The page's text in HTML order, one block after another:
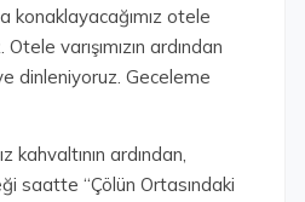
konaklayacağımız otele
varışımızın ardından
dinleniyoruz. Geceleme
kahvaltının ardından,
saatte “Çölün Ortasındaki